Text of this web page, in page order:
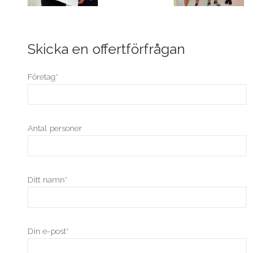
Skicka en offertförfrågan
Företag*
Antal personer
Ditt namn*
Din e-post*